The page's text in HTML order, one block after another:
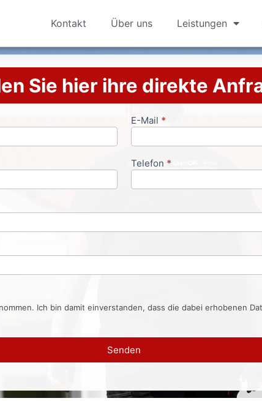
Kontakt Über uns Leistungen
Sie hier ihre direkte
E-Mail *
Telefon *
Ich bin damit einverstanden, dass die dabei erhobenen
Senden